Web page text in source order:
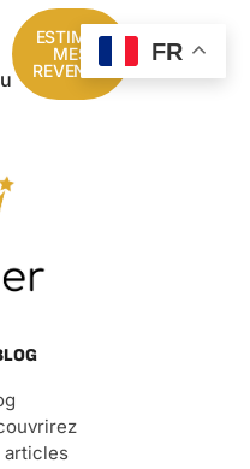
ESTIMER
MES
REVENUS
articles
FR